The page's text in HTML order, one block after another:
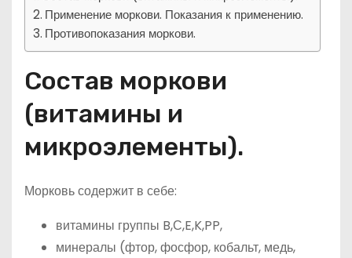
Применение моркови. Показания к применению.
Противопоказания моркови.
Состав моркови
(витамины и
микроэлементы).
Морковь содержит в себе:
витамины группы B,С,E,K,PP,
минералы (фтор, фосфор, кобальт, медь,